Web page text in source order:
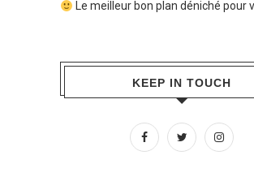
Le meilleur bon plan déniché pour
KEEP IN TOUCH